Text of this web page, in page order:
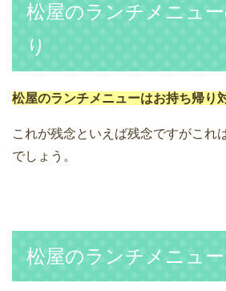
松屋のランチメニュ
り
松屋のランチメニューはお持ち帰り
これが残念といえば残念ですがこれ
でしょう。
松屋のランチメニュ